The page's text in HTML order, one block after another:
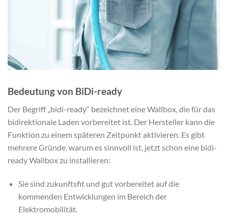
Bedeutung von BiDi-ready
Der Begriff „bidi-ready“ bezeichnet eine Wallbox, die für das
bidirektionale Laden vorbereitet ist. Der Hersteller kann die
Funktion zu einem späteren Zeitpunkt aktivieren. Es gibt
mehrere Gründe, warum es sinnvoll ist, jetzt schon eine bidi-
ready Wallbox zu installieren:
Sie sind zukunftsfit und gut vorbereitet auf die
kommenden Entwicklungen im Bereich der
Elektromobilität.